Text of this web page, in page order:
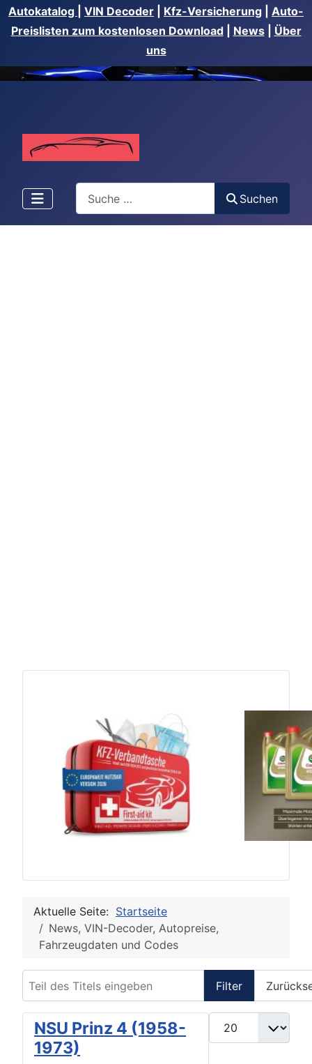
Autokatalog VIN Decoder Kfz-Versicherung
Auto-
Preislisten zum kostenlosen Download| News| Über
uns
Suchen
Aktuelle Seite: Startseite
News, VIN-Decoder, Autopreise,
Fahrzeugdaten und Codes
Filter
Anzeige #
NSU Prinz 4 (1958-
1973)